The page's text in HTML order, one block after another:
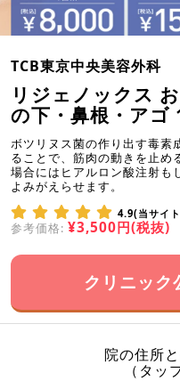
TCB東京中央美容外科
リジェノックス
の下・鼻根・アゴ
ボツリヌス菌の作り出す毒素
ることで、筋肉の動きを止め
場合にはヒアルロン酸注射も
よみがえらせます。
4.9(当サイ
参考価格: ¥3,500円(税抜)
クリニック
院の住所
（タッ